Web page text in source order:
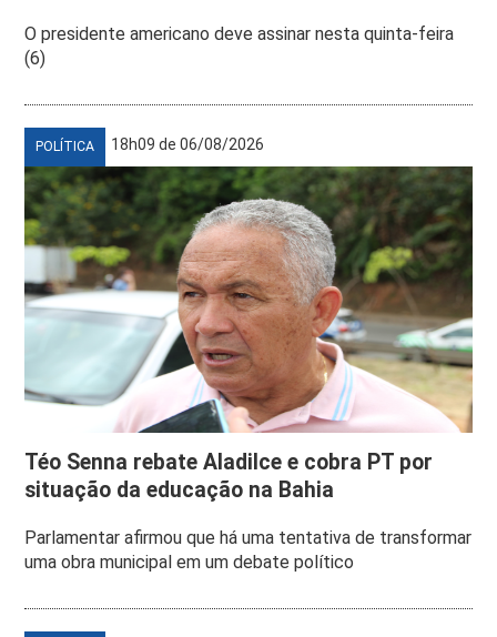
O presidente americano deve assinar nesta quinta-feira
(6)
POLÍTICA 18h09 de 06/08/2026
Téo Senna rebate Aladilce e cobra PT por
situação da educação na Bahia
Parlamentar afirmou que há uma tentativa de transformar
uma obra municipal em um debate político